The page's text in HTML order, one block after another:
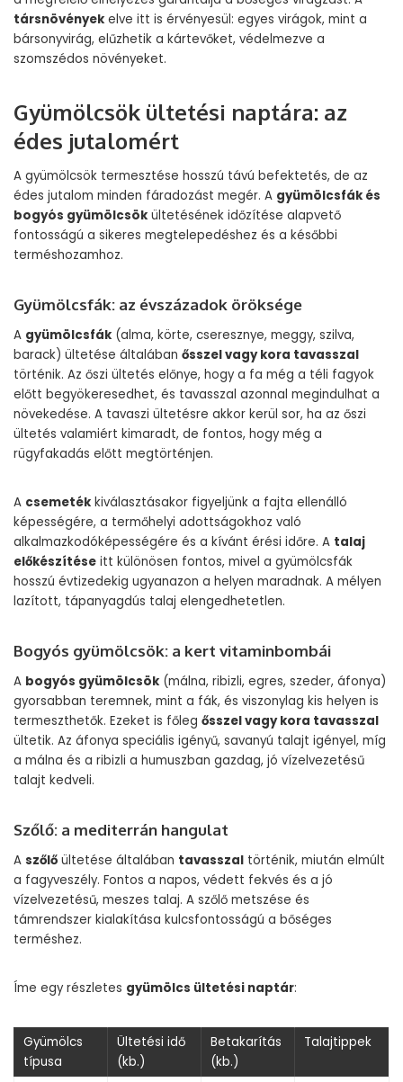
társnövények elve itt is érvényesül: egyes virágok, mint a
bársonyvirág, elűzhetik a kártevőket, védelmezve a
szomszédos növényeket.
Gyümölcsök ültetési naptára: az
édes jutalomért
A gyümölcsök termesztése hosszú távú befektetés, de az
édes jutalom minden fáradozást megér. A gyümölcsfák és
bogyós gyümölcsök ültetésének időzítése alapvető
fontosságú a sikeres megtelepedéshez és a későbbi
terméshozamhoz.
Gyümölcsfák: az évszázadok öröksége
A gyümölcsfák (alma, körte, cseresznye, meggy, szilva,
barack) ültetése általában ősszel vagy kora tavasszal
történik. Az őszi ültetés előnye, hogy a fa még a téli fagyok
előtt begyökeresedhet, és tavasszal azonnal megindulhat a
növekedése. A tavaszi ültetésre akkor kerül sor, ha az őszi
ültetés valamiért kimaradt, de fontos, hogy még a
rügyfakadás előtt megtörténjen.
A csemeték kiválasztásakor figyeljünk a fajta ellenálló
képességére, a termőhelyi adottságokhoz való
alkalmazkodóképességére és a kívánt érési időre. A talaj
előkészítése itt különösen fontos, mivel a gyümölcsfák
hosszú évtizedekig ugyanazon a helyen maradnak. A mélyen
lazított, tápanyagdús talaj elengedhetetlen.
Bogyós gyümölcsök: a kert vitaminbombái
A bogyós gyümölcsök (málna, ribizli, egres, szeder, áfonya)
gyorsabban teremnek, mint a fák, és viszonylag kis helyen is
termeszthetők. Ezeket is főleg ősszel vagy kora tavasszal
ültetik. Az áfonya speciális igényű, savanyú talajt igényel, míg
a málna és a ribizli a humuszban gazdag, jó vízelvezetésű
talajt kedveli.
Szőlő: a mediterrán hangulat
A szőlő ültetése általában tavasszal történik, miután elmúlt
a fagyveszély. Fontos a napos, védett fekvés és a jó
vízelvezetésű, meszes talaj. A szőlő metszése és
támrendszer kialakítása kulcsfontosságú a bőséges
terméshez.
Íme egy részletes gyümölcs ültetési naptár:
Gyümölcs
típusa
Ültetési idő
(kb.)
Betakarítás
(kb.)
Talajtippek